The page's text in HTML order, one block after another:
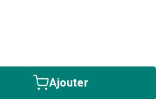
Ajouter